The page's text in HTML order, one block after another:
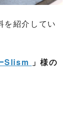
を紹介してい
Slism 」様の